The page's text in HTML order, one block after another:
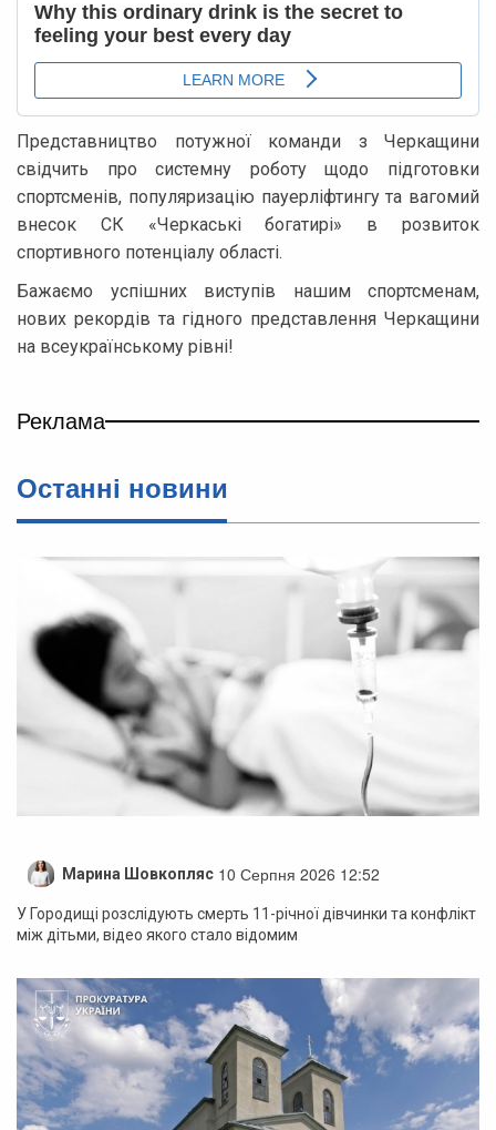
Представництво потужної команди з Черкащини
свідчить про системну роботу щодо підготовки
спортсменів, популяризацію пауерліфтингу та вагомий
внесок СК «Черкаські богатирі» в розвиток
спортивного потенціалу області.
Бажаємо успішних виступів нашим спортсменам,
нових рекордів та гідного представлення Черкащини
на всеукраїнському рівні!
Реклама
Останні новини
Марина Шовкопляс 10 Серпня 2026 12:52
У Городищі розслідують смерть 11-річної дівчинки та конфлікт
між дітьми, відео якого стало відомим